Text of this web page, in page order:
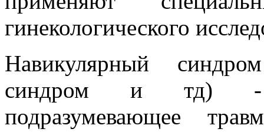
гинекологического
Навикулярный
синдром и тд) -
подразумевающее